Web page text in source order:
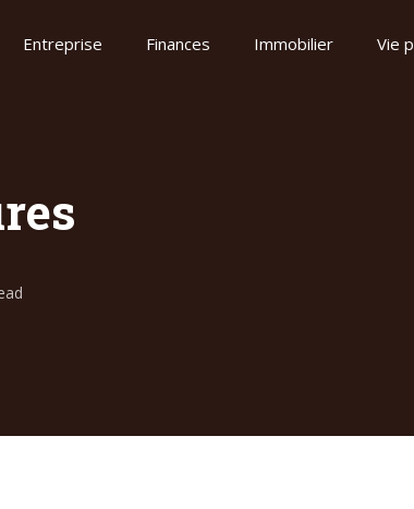
Entreprise Finances Immobilier Vie